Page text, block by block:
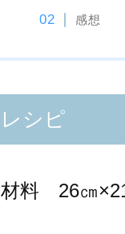
感想
レシピ
材料 26㎝